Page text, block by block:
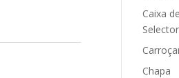
Caixa
Selector
Chapa